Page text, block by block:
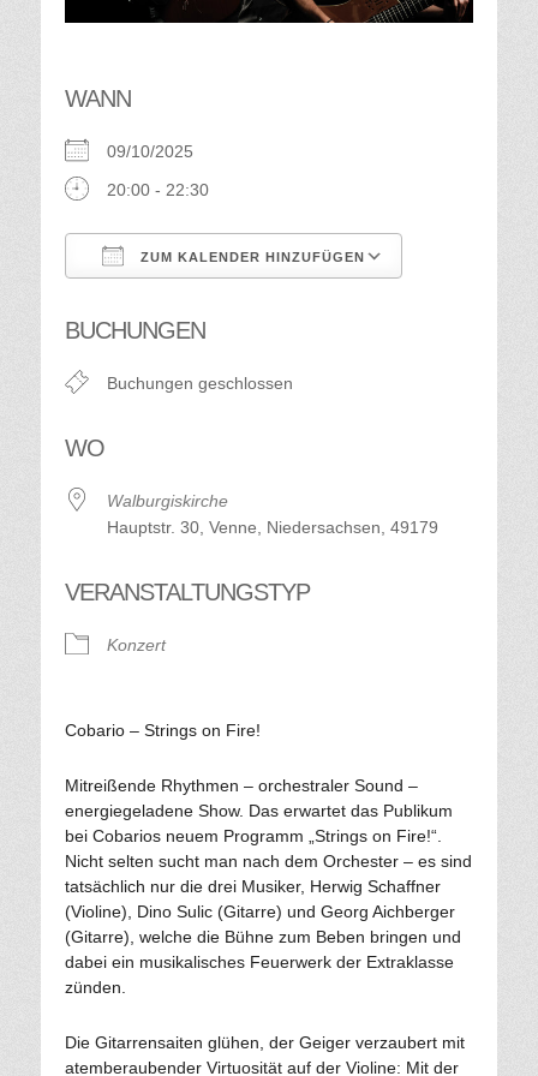
WANN
09/10/2025
20:00 - 22:30
ZUM KALENDER HINZUFÜGEN
BUCHUNGEN
Buchungen geschlossen
WO
Walburgiskirche
Hauptstr. 30, Venne, Niedersachsen, 49179
VERANSTALTUNGSTYP
Konzert
Cobario – Strings on Fire!
Mitreißende Rhythmen – orchestraler Sound –
energiegeladene Show. Das erwartet das Publikum
bei Cobarios neuem Programm „Strings on Fire!“.
Nicht selten sucht man nach dem Orchester – es sind
tatsächlich nur die drei Musiker, Herwig Schaffner
(Violine), Dino Sulic (Gitarre) und Georg Aichberger
(Gitarre), welche die Bühne zum Beben bringen und
dabei ein musikalisches Feuerwerk der Extraklasse
zünden.
Die Gitarrensaiten glühen, der Geiger verzaubert mit
atemberaubender Virtuosität auf der Violine: Mit der